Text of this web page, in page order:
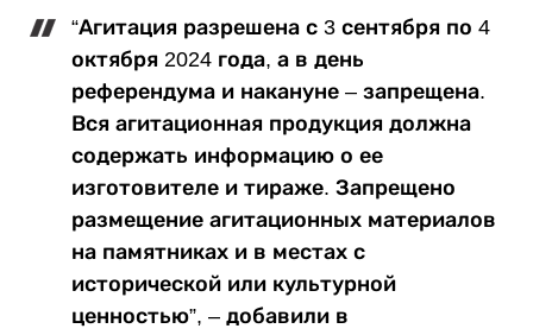
“Агитация разрешена с 3 сентября по 4
октября 2024 года, а в день
референдума и накануне – запрещена.
Вся агитационная продукция должна
содержать информацию о ее
изготовителе и тираже. Запрещено
размещение агитационных материалов
на памятниках и в местах с
исторической или культурной
ценностью”, – добавили в